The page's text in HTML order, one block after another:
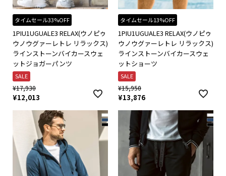
タイムセール33%OFF
1PIU1UGUALE3 RELAX(ウノピゥ
ウノウグァーレトレ リラックス)
ラインストーンバイカースウェ
ットジョガーパンツ
SALE
¥17,930
¥12,013
タイムセール13%OFF
1PIU1UGUALE3 RELAX(ウノピゥ
ウノウグァーレトレ リラックス)
ラインストーンバイカースウェ
ットショーツ
SALE
¥15,950
¥13,876